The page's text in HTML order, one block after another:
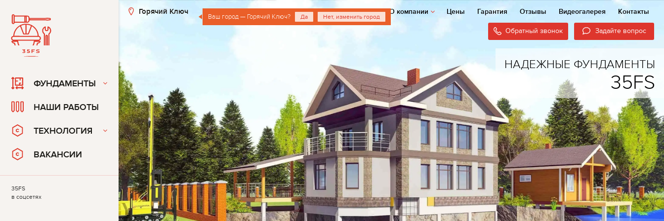
Горячий Ключ
Ваш город — Горячий Ключ? Да Нет, изменить город
О компании Цены Гарантия Отзывы Видеогалерея Контакты
Обратный звонок Задайте вопрос
НАДЕЖНЫЕ ФУНДАМЕНТЫ
35FS
ФУНДАМЕНТЫ
НАШИ РАБОТЫ
ТЕХНОЛОГИЯ
ВАКАНСИИ
35FS
в соцсетях